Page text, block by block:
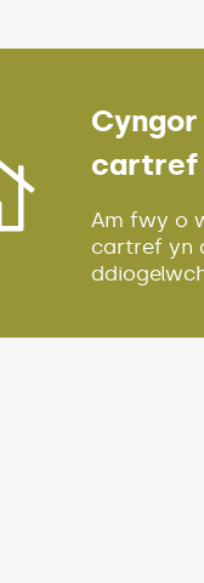
cartref
Am fwy o
cartref yn